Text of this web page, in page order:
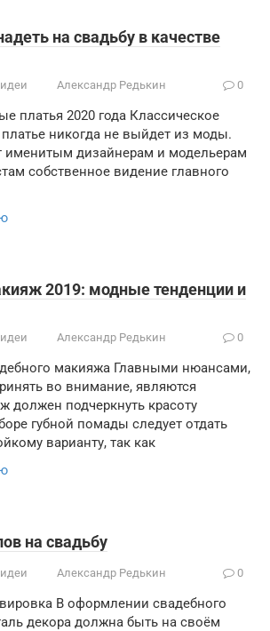
на свадьбу в качестве
Александр Редькин 0
платья 2020 года Классическое
никогда не выйдет из моды.
именитым дизайнерам и модельерам
собственное видение главного
2019: модные тенденции и
Александр Редькин 0
макияжа Главными нюансами,
во внимание, являются
должен подчеркнуть красоту
губной помады следует отдать
варианту, так как
на свадьбу
Александр Редькин 0
В оформлении свадебного
декора должна быть на своём